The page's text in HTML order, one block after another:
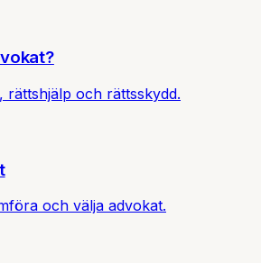
rättshjälp och rättsskydd.
och välja advokat.